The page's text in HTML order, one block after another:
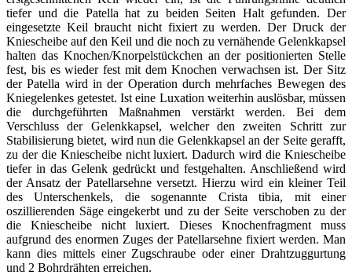
tiefer und die Patella hat zu beiden Seiten Halt gefunden. Der
eingesetzte Keil braucht nicht fixiert zu werden. Der Druck der
Kniescheibe auf den Keil und die noch zu vernähende Gelenkkapsel
halten das Knochen/Knorpelstückchen an der positionierten Stelle
fest, bis es wieder fest mit dem Knochen verwachsen ist. Der Sitz
der Patella wird in der Operation durch mehrfaches Bewegen des
Kniegelenkes getestet. Ist eine Luxation weiterhin auslösbar, müssen
die durchgeführten Maßnahmen verstärkt werden. Bei dem
Verschluss der Gelenkkapsel, welcher den zweiten Schritt zur
Stabilisierung bietet, wird nun die Gelenkkapsel an der Seite gerafft,
zu der die Kniescheibe nicht luxiert. Dadurch wird die Kniescheibe
tiefer in das Gelenk gedrückt und festgehalten. Anschließend wird
der Ansatz der Patellarsehne versetzt. Hierzu wird ein kleiner Teil
des Unterschenkels, die sogenannte Crista tibia, mit einer
oszillierenden Säge eingekerbt und zu der Seite verschoben zu der
die Kniescheibe nicht luxiert. Dieses Knochenfragment muss
aufgrund des enormen Zuges der Patellarsehne fixiert werden. Man
kann dies mittels einer Zugschraube oder einer Drahtzuggurtung
und 2 Bohrdrähten erreichen.